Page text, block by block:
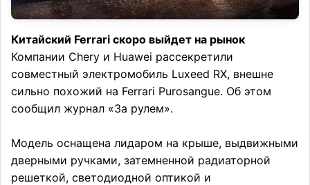
Китайский Ferrari скоро выйдет на рынок
Компании Chery и Huawei рассекретили
совместный электромобиль Luxeed RX, внешне
сильно похожий на Ferrari Purosangue. Об этом
сообщил журнал «За рулем».
Модель оснащена лидаром на крыше, выдвижными
дверными ручками, затемненной радиаторной
решеткой, светодиодной оптикой и